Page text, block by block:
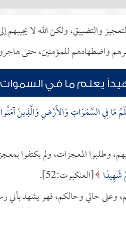
والتضييق، ولكن الله لا يجيبهم
واضطهادهم للمؤمنين، حتى
يعلم ما في
مَا فِي السَّمَوَاتِ وَالأَرْضِ وَالَّذِينَ
المعجزات، ولم يكتفوا بمعجزة
شَهِيدًا [العنكبوت:52].
وعلى حالي وحالكم، فهو يشهد بأني